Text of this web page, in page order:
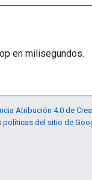
en milisegundos.
Atribución 4.0 de
políticas del sitio de